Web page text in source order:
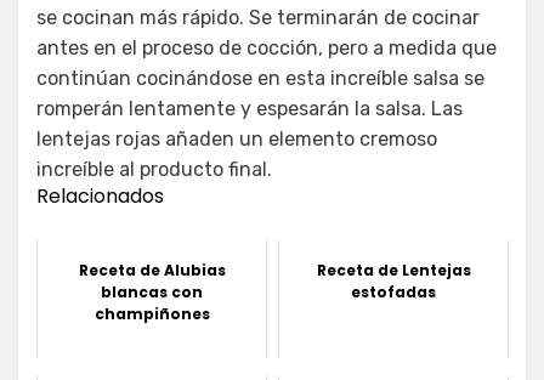
se cocinan más rápido. Se terminarán de cocinar
antes en el proceso de cocción, pero a medida que
continúan cocinándose en esta increíble salsa se
romperán lentamente y espesarán la salsa. Las
lentejas rojas añaden un elemento cremoso
increíble al producto final.
Relacionados
Receta de Alubias
blancas con
champiñones
Receta de Lentejas
estofadas